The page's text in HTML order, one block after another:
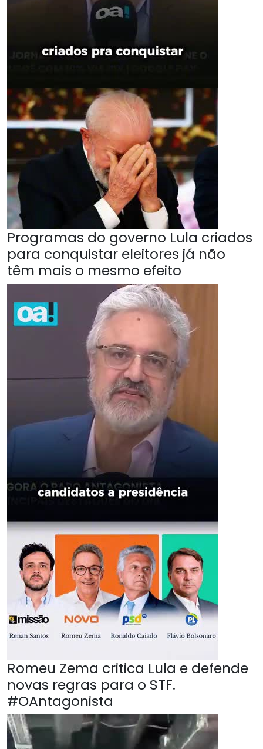
Programas do governo Lula criados
para conquistar eleitores já não
têm mais o mesmo efeito
Romeu Zema critica Lula e defende
novas regras para o STF.
#OAntagonista